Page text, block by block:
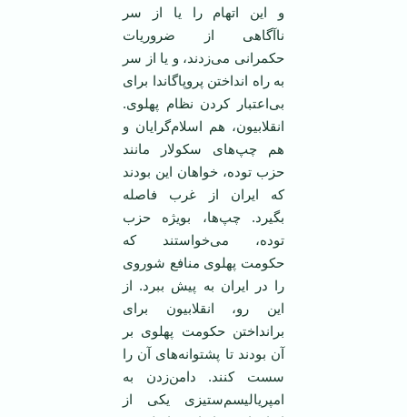
و این اتهام را یا از سر
ناآگاهی از ضروریات
حکمرانی می‌زدند، و یا از سر
به راه انداختن پروپاگاندا برای
بی‌اعتبار کردن نظام پهلوی.
انقلابیون، هم اسلام‌گرایان و
هم چپ‌های سکولار مانند
حزب توده، خواهان این بودند
که ایران از غرب فاصله
بگیرد. چپ‌ها، بویژه حزب
توده، می‌خواستند که
حکومت پهلوی منافع شوروی
را در ایران به پیش ببرد. از
این رو، انقلابیون برای
برانداختن حکومت پهلوی بر
آن بودند تا پشتوانه‌های آن را
سست کنند. دامن‌زدن به
امپریالیسم‌ستیزی یکی از